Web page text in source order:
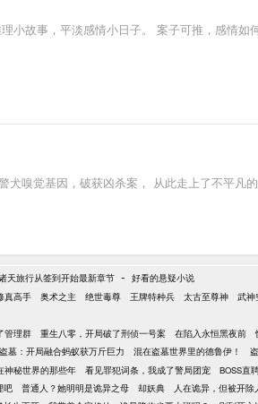
小故事，平淡感情小日子。 案子可推，感情如
嗅觉基因，破获凶杀案， 从此走上了不平凡
天旅行从签到开始最新章节 - 好看的悬疑小说
真高手 奥术之主 绝世毒尊 王牌特种兵 太古至尊神 武神
管理群 重生八零，开局破了刑侦一号案 在陷入永恒黑夜前
盗墓：开局融合蚂蚁获万斤巨力 混在盗墓世界里的德鲁伊！
神秘世界的那些年 看见罪犯词条，我成了警局团宠 BOSS直
吧 普通人？她明明是诡异之母 却妖典 人在诡异，但被开除